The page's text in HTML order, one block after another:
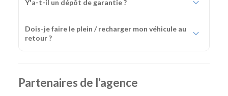
Y'a-t-il un dépôt de garantie ?
Dois-je faire le plein / recharger mon véhicule au
retour ?
Partenaires de l’agence